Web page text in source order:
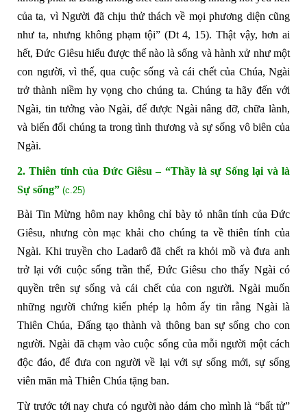
của ta, vì Người đã chịu thử thách về mọi phương diện cũng
như ta, nhưng không phạm tội” (Dt 4, 15). Thật vậy, hơn ai
hết, Đức Giêsu hiểu được thế nào là sống và hành xử như một
con người, vì thế, qua cuộc sống và cái chết của Chúa, Ngài
trở thành niềm hy vọng cho chúng ta. Chúng ta hãy đến với
Ngài, tin tưởng vào Ngài, để được Ngài nâng đỡ, chữa lành,
và biến đổi chúng ta trong tình thương và sự sống vô biên của
Ngài.
2.Thiên tính của Đức Giêsu – “Thầy là sự Sống lại và là
Sự sống” (c.25)
Bài Tin Mừng hôm nay không chỉ bày tỏ nhân tính của Đức
Giêsu, nhưng còn mạc khải cho chúng ta về thiên tính của
Ngài. Khi truyền cho Ladarô đã chết ra khỏi mồ và đưa anh
trở lại với cuộc sống trần thế, Đức Giêsu cho thấy Ngài có
quyền trên sự sống và cái chết của con người. Ngài muốn
những người chứng kiến phép lạ hôm ấy tin rằng Ngài là
Thiên Chúa, Đấng tạo thành và thông ban sự sống cho con
người. Ngài đã chạm vào cuộc sống của mỗi người một cách
độc đáo, để đưa con người về lại với sự sống mới, sự sống
viên mãn mà Thiên Chúa tặng ban.
Từ trước tới nay chưa có người nào dám cho mình là “bất tử”